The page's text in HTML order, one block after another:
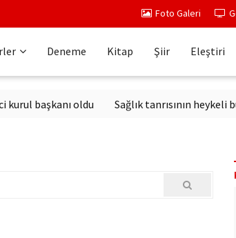
Foto Galeri
Deneme Kitap Şiir Eleştiri
başkanı oldu Sağlık tanrısının heykeli